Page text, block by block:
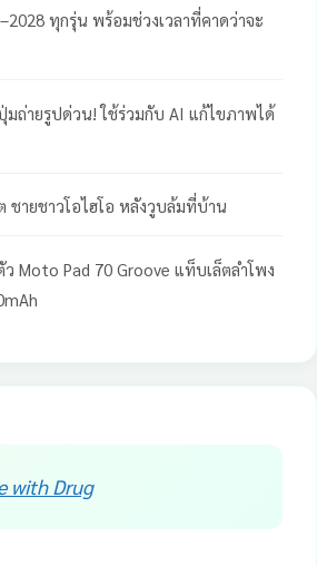
ทุกรุ่น พร้อมช่วงเวลาที่คาดว่าจะ
ถ่ายรูปด่วน! ใช้ร่วมกับ AI แก้ไขภาพได้
ชายชาวโอไฮโอ หลังวูบล้มที่บ้าน
Moto Pad 70 Groove แท็บเล็ตลำโพง
with Drug